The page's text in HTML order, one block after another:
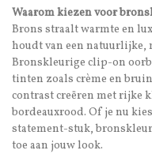
Waarom kiezen voor
Brons straalt warmte en
houdt van een natuurlijke,
Bronskleurige clip-on
tinten zoals crème en
contrast creëren met rijke
bordeauxrood. Of je nu
statement-stuk,
toe aan jouw look.